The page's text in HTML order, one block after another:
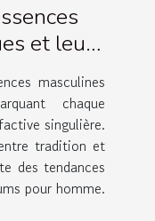
et leurs
masculines
chaque
singulière.
tradition et
des tendances
pour homme.